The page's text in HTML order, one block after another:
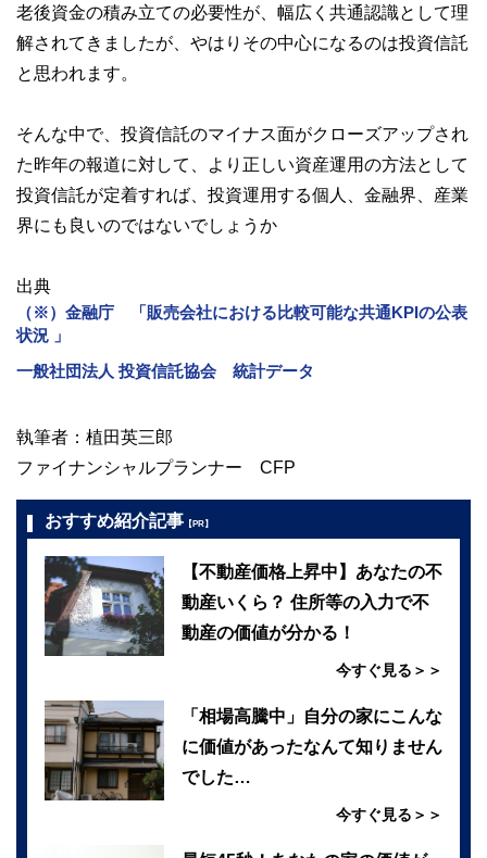
老後資金の積み立ての必要性が、幅広く共通認識として理
解されてきましたが、やはりその中心になるのは投資信託
と思われます。
そんな中で、投資信託のマイナス面がクローズアップされ
た昨年の報道に対して、より正しい資産運用の方法として
投資信託が定着すれば、投資運用する個人、金融界、産業
界にも良いのではないでしょうか
出典
（※）金融庁 「販売会社における比較可能な共通KPIの公表
状況 」
一般社団法人 投資信託協会 統計データ
執筆者：植田英三郎
ファイナンシャルプランナー CFP
おすすめ紹介記事 【PR】
【不動産価格上昇中】あなたの不
動産いくら？ 住所等の入力で不
動産の価値が分かる！
今すぐ見る＞＞
「相場高騰中」自分の家にこんな
に価値があったなんて知りません
でした…
今すぐ見る＞＞